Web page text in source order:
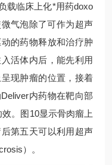
临床上化*用药doxo
气泡除了可作为超声
的药物释放和治疗肿
活体内后，能先利用
现肿瘤的位置，接着
内药物在靶向部
。图10显示骨肉瘤上
第五天可以利用超声
）。